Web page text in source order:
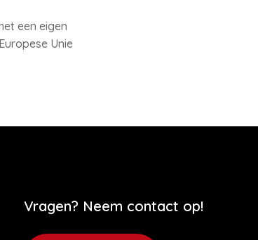
een eigen
Unie
Vragen? Neem contact op!